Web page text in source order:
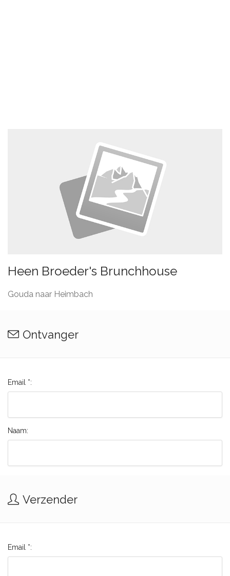
Heen Broeder's Brunchhouse
Gouda naar Heimbach
Ontvanger
Email *:
Naam:
Verzender
Email *: